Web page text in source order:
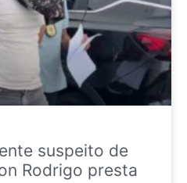
suspeito de
Rodrigo presta